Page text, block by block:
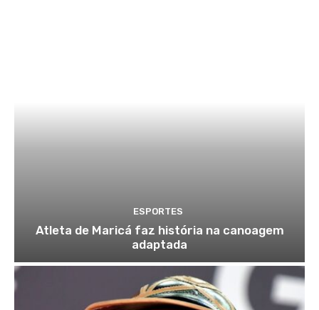
ESPORTES
Atleta de Maricá faz história na canoagem
adaptada